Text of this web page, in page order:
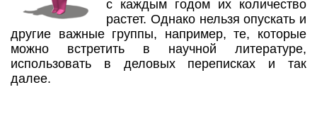
с каждым годом их количество
растет. Однако нельзя опускать и
другие важные группы, например, те, которые
можно встретить в научной литературе,
использовать в деловых переписках и так
далее.